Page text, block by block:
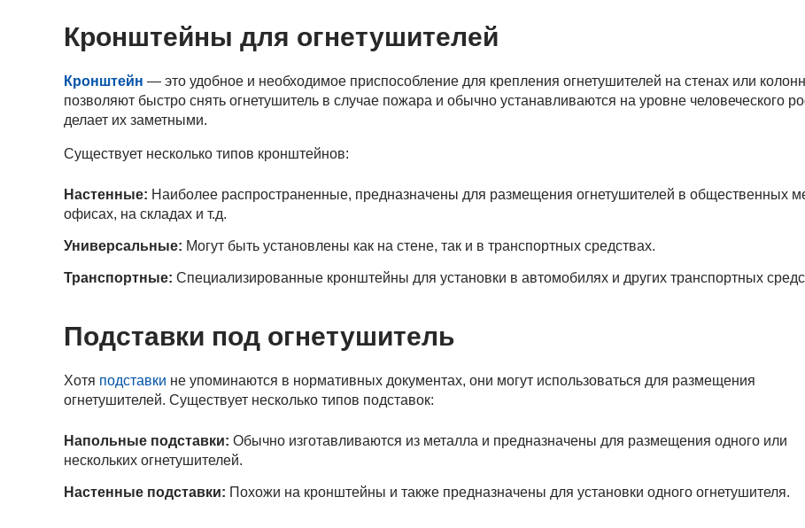
Кронштейны для огнетушителей
Кронштейн — это удобное и необходимое приспособление для крепления огнетушителей на стенах или
позволяют быстро снять огнетушитель в случае пожара и обычно устанавливаются на уровне человеческого
делает их заметными.
Существует несколько типов кронштейнов:
Настенные: Наиболее распространенные, предназначены для размещения огнетушителей в общественных
офисах, на складах и т.д.
Универсальные: Могут быть установлены как на стене, так и в транспортных средствах.
Транспортные: Специализированные кронштейны для установки в автомобилях и других транспортных
Подставки под огнетушитель
Хотя подставки не упоминаются в нормативных документах, они могут использоваться для размещения
огнетушителей. Существует несколько типов подставок:
Напольные подставки: Обычно изготавливаются из металла и предназначены для размещения одного или
нескольких огнетушителей.
Настенные подставки: Похожи на кронштейны и также предназначены для установки одного огнетушителя.